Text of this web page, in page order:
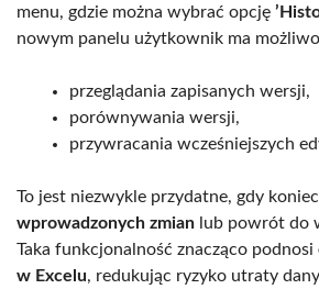
menu, gdzie można wybrać opcję
nowym panelu użytkownik ma
przeglądania zapisanych wersji,
porównywania wersji,
przywracania wcześniejszych
To jest niezwykle przydatne, gdy
wprowadzonych zmian lub powrót do
Taka funkcjonalność znacząco podnosi
w Excelu, redukując ryzyko utraty